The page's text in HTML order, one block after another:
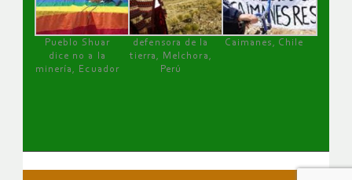
Pueblo Shuar
dice no a la
minería, Ecuador
defensora de la
tierra, Melchora,
Perú
Caimanes, Chile